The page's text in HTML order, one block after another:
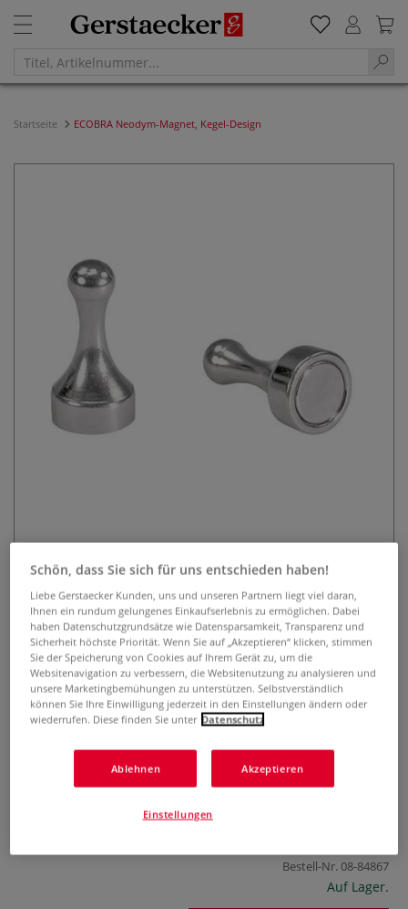
Startseite ECOBRA Neodym-Magnet, Kegel-Design
ECOBRA Neodym-Magnet, Kegel-
Design
0 Bewertungen
Der ECOBRA Neodym-Magnet im Kegel-Design überzeugt
durch sehr starke Haftkraft. Vernickeltes Metallgehäuse,
glänzend, 8 x 16 mm, 1,7 kg Haftkraft. Ideal für Büro,
Modellbau, kreative Gestaltung, Messebau, Ausstellungen,
bewegliche Kunstwerke u.v.m.
Mehr
13,55 €
Bestell-Nr.08-84867
Auf Lager.
Schön, dass Sie sich für uns entschieden haben!
Liebe Gerstaecker Kunden, uns und unseren Partnern liegt viel daran,
Ihnen ein rundum gelungenes Einkaufserlebnis zu ermöglichen. Dabei
haben Datenschutzgrundsätze wie Datensparsamkeit, Transparenz und
Sicherheit höchste Priorität. Wenn Sie auf „Akzeptieren“ klicken, stimmen
Sie der Speicherung von Cookies auf Ihrem Gerät zu, um die
Websitenavigation zu verbessern, die Websitenutzung zu analysieren und
unsere Marketingbemühungen zu unterstützen. Selbstverständlich
können Sie Ihre Einwilligung jederzeit in den Einstellungen ändern oder
wiederrufen. Diese finden Sie unter Datenschutz
Ablehnen Akzeptieren
Einstellungen